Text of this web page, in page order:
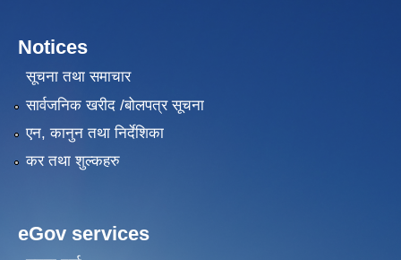
Notices
सूचना तथा समाचार
सार्वजनिक खरीद /बोलपत्र सूचना
एन, कानुन तथा निर्देशिका
कर तथा शुल्कहरु
eGov services